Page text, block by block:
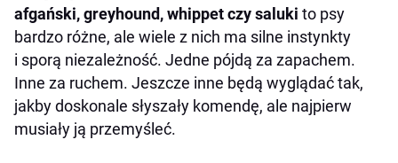
afgański, greyhound, whippet czy saluki to psy
bardzo różne, ale wiele z nich ma silne instynkty
i sporą niezależność. Jedne pójdą za zapachem.
Inne za ruchem. Jeszcze inne będą wyglądać tak,
jakby doskonale słyszały komendę, ale najpierw
musiały ją przemyśleć.